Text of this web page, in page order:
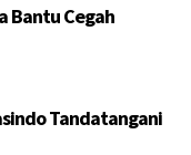
Bantu Cegah
Tandatangani